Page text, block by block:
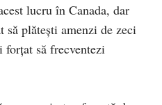
lucru în Canada, dar
plătești amenzi de zeci
să frecventezi